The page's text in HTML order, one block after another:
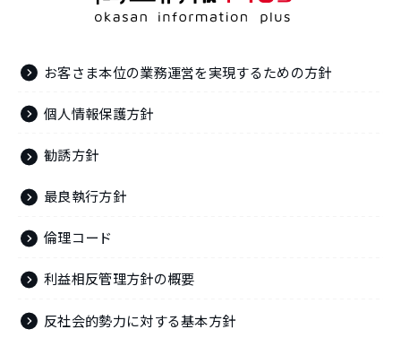
お客さま本位の業務運営を実現するための方針
個人情報保護方針
勧誘方針
最良執行方針
倫理コード
利益相反管理方針の概要
反社会的勢力に対する基本方針